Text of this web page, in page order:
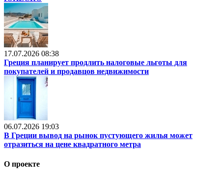
17.07.2026 08:38
Греция планирует продлить налоговые льготы для
покупателей и продавцов недвижимости
06.07.2026 19:03
В Греции вывод на рынок пустующего жилья может
отразиться на цене квадратного метра
О проекте